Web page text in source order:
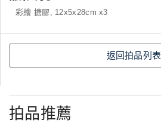
彩繪 搪膠, 12x5x28cm x3
返回拍品列表
拍品推薦